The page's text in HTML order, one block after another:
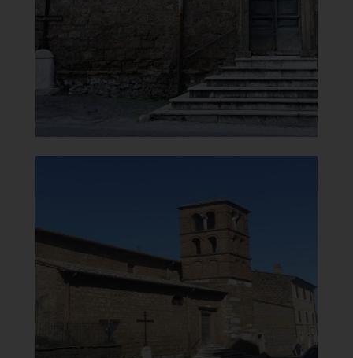
[
Clicca per ingrandire
Chiesa di Santa Maria del
Carmine
Facciata con campanile
Clicca per ingrandire